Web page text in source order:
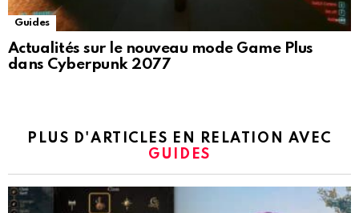
Guides
Actualités sur le nouveau mode Game Plus
dans Cyberpunk 2077
PLUS D'ARTICLES EN RELATION AVEC
GUIDES